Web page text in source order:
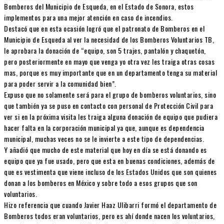
Bomberos del Municipio de Esqueda, en el Estado de Sonora, estos
implementos para una mejor atención en caso de incendios.
Destacó que en esta ocasión logró que el patronato de Bomberos en el
Municipio de Esqueda al ver la necesidad de los Bomberos Voluntarios TB,
le aprobara la donación de “equipo, son 5 trajes, pantalón y chaquetón,
pero posteriormente en mayo que venga yo otra vez les traiga otras cosas
mas, porque es muy importante que en un departamento tenga su material
para poder servir a la comunidad bien”.
Expuso que no solamente será para el grupo de bomberos voluntarios, sino
que también ya se puso en contacto con personal de Protección Civil para
ver si en la próxima visita les traiga alguna donación de equipo que pudiera
hacer falta en la corporación municipal ya que, aunque es dependencia
municipal, muchas veces no se le invierte a este tipo de dependencias.
Y añadió que mucho de este material que hoy en día se está donando es
equipo que ya fue usado, pero que esta en buenas condiciones, además de
que es vestimenta que viene incluso de los Estados Unidos que son quienes
donan a los bomberos en México y sobre todo a esos grupos que son
voluntarios.
Hizo referencia que cuando Javier Haaz Ulibarri formó el departamento de
Bomberos todos eran voluntarios, pero es ahí donde nacen los voluntarios,